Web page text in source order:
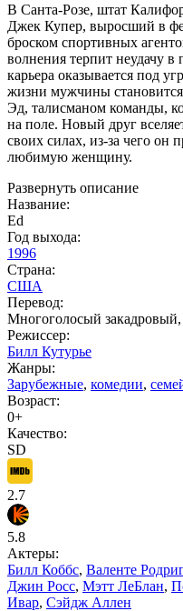
В Санта-Розе, штат
Джек Купер, выросший в
броском спортивных
волнения терпит неудачу в
карьера оказывается под
жизни мужчины
Эд, талисманом команды,
на поле. Новый друг
своих силах, из-за чего он
любимую женщину.
Развернуть описание
Название:
Ed
Год выхода:
1996
Страна:
США
Перевод:
Многоголосый
Режиссер:
Билл Кутурье
Жанры:
Зарубежные, комедии,
Возраст:
0+
Качество:
SD
2.7
5.8
Актеры:
Билл Коббс, Валенте
Джин Росс, Мэтт ЛеБлан,
Ивар, Сэйдж Аллен